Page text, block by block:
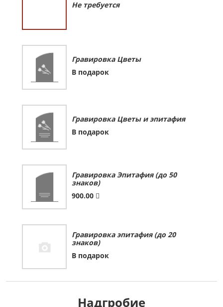
Не требуется
Гравировка Цветы
В подарок
Гравировка Цветы и эпитафия
В подарок
Гравировка Эпитафия (до 50
знаков)
900.00
Гравировка эпитафия (до 20
знаков)
В подарок
Надгробие